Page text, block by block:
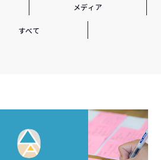
メディア
すべて